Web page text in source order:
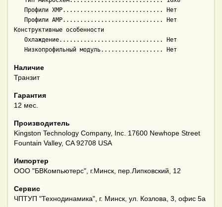
Конструктивные особенности
Наличие
Транзит
Гарантия
12 мес.
Производитель
Kingston Technology Company, Inc. 17600 Newhope Street
Fountain Valley, CA 92708 USA
Импортер
ООО "БВКомпьютерс", г.Минск, пер.Липковский, 12
Сервис
ЧПТУП "Технодинамика", г. Минск, ул. Козлова, 3, офис 5а